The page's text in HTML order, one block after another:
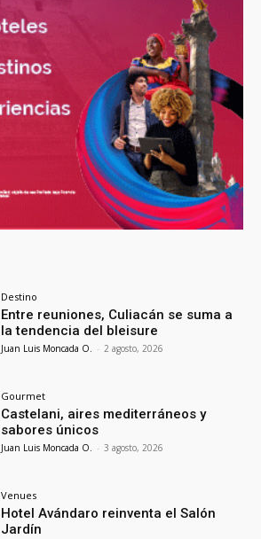
Destino
Entre reuniones, Culiacán se suma a
la tendencia del bleisure
Juan Luis Moncada O. - 2 agosto, 2026
Gourmet
Castelani, aires mediterráneos y
sabores únicos
Juan Luis Moncada O. - 3 agosto, 2026
Venues
Hotel Avándaro reinventa el Salón
Jardín